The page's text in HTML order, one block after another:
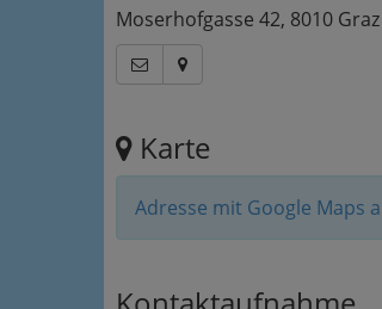
Moserhofgasse 42, 8010 Graz
Karte
Adresse mit Google Maps